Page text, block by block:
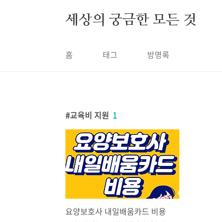
세상의 궁금한 모든 것
홈 태그 방명록
교육비 지원 1
요양보호사 내일배움카드 비용